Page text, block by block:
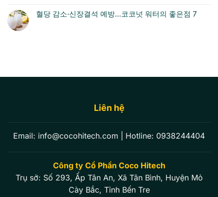
혈당 감소·신장결석 예방…코코넛 워터의 좋은점 7
Liên hệ
Email: info@cocohitech.com | Hotline: 0938244404
Công ty Cổ Phần Coco Hitech
Trụ sở: Số 293, Ấp Tân An, Xã Tân Bình, Huyện Mỏ
Cày Bắc, Tỉnh Bến Tre